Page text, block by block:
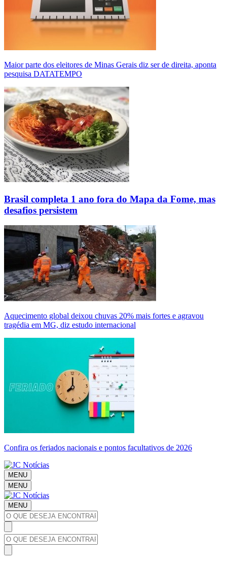
Maior parte dos eleitores de Minas Gerais diz ser de direita, aponta
pesquisa DATATEMPO
Brasil completa 1 ano fora do Mapa da Fome, mas
desafios persistem
Aquecimento global deixou chuvas 20% mais fortes e agravou
tragédia em MG, diz estudo internacional
Confira os feriados nacionais e pontos facultativos de 2026
MENU
MENU
MENU